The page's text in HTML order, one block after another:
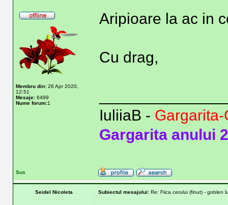
Membru din: 26 Apr 2020,
12:51
Mesaje: 6499
Nume forum:1
Aripioare la ac in
Cu drag,
IuliiaB -
Gargarita anului
Sus
Seidel Nicoleta Subiectul mesajului: Re: Fiica cerului (finut) - goblen